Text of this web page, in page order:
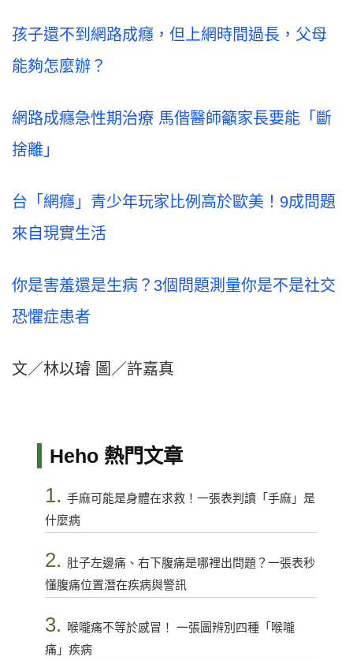
孩子還不到網路成癮，但上網時間過長，父母
能夠怎麼辦？
網路成癮急性期治療 馬偕醫師籲家長要能「斷
捨離」
台「網癮」青少年玩家比例高於歐美！9成問題
來自現實生活
你是害羞還是生病？3個問題測量你是不是社交
恐懼症患者
文／林以璿 圖／許嘉真
Heho 熱門文章
1. 手麻可能是身體在求救！一張表判讀「手麻」是
什麼病
2. 肚子左邊痛、右下腹痛是哪裡出問題？一張表秒
懂腹痛位置潛在疾病與警訊
3.
喉嚨痛不等於感冒！ 一張圖辨別四種「喉嚨
痛」疾病